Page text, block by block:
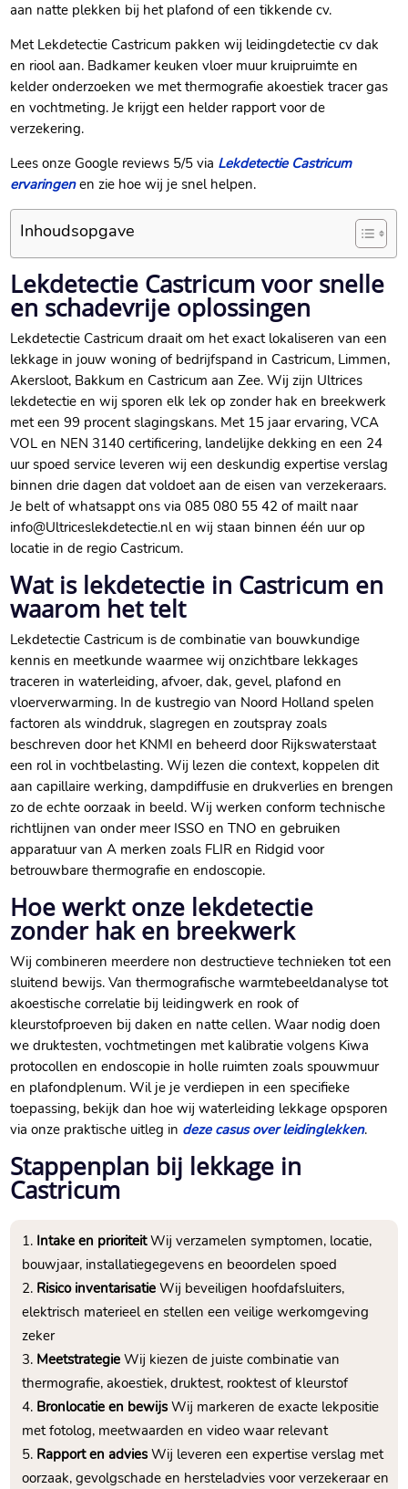
aan natte plekken bij het plafond of een tikkende cv.​
Met Lekdetectie Castricum pakken wij leidingdetectie cv dak
en riool aan.​ Badkamer keuken vloer muur kruipruimte en
kelder onderzoeken we met thermografie akoestiek tracer gas
en vochtmeting.​ Je krijgt een helder rapport voor de
verzekering.​
Lees onze Google reviews 5/5 via Lekdetectie Castricum
ervaringenen zie hoe wij je snel helpen.​
Inhoudsopgave
Lekdetectie Castricum voor snelle
en schadevrije oplossingen
Lekdetectie Castricum draait om het exact lokaliseren van een
lekkage in jouw woning of bedrijfspand in Castricum, Limmen,
Akersloot, Bakkum en Castricum aan Zee.​ Wij zijn Ultrices
lekdetectie en wij sporen elk lek op zonder hak en breekwerk
met een 99 procent slagingskans.​ Met 15 jaar ervaring, VCA
VOL en NEN 3140 certificering, landelijke dekking en een 24
uur spoed service leveren wij een deskundig expertise verslag
binnen drie dagen dat voldoet aan de eisen van verzekeraars.​
Je belt of whatsappt ons via 085 080 55 42 of mailt naar
info@Ultriceslekdetectie.​nl en wij staan binnen één uur op
locatie in de regio Castricum.​
Wat is lekdetectie in Castricum en
waarom het telt
Lekdetectie Castricum is de combinatie van bouwkundige
kennis en meetkunde waarmee wij onzichtbare lekkages
traceren in waterleiding, afvoer, dak, gevel, plafond en
vloerverwarming.​ In de kustregio van Noord Holland spelen
factoren als winddruk, slagregen en zoutspray zoals
beschreven door het KNMI en beheerd door Rijkswaterstaat
een rol in vochtbelasting.​ Wij lezen die context, koppelen dit
aan capillaire werking, dampdiffusie en drukverlies en brengen
zo de echte oorzaak in beeld.​ Wij werken conform technische
richtlijnen van onder meer ISSO en TNO en gebruiken
apparatuur van A merken zoals FLIR en Ridgid voor
betrouwbare thermografie en endoscopie.​
Hoe werkt onze lekdetectie
zonder hak en breekwerk
Wij combineren meerdere non destructieve technieken tot een
sluitend bewijs.​ Van thermografische warmtebeeldanalyse tot
akoestische correlatie bij leidingwerk en rook of
kleurstofproeven bij daken en natte cellen.​ Waar nodig doen
we druktesten, vochtmetingen met kalibratie volgens Kiwa
protocollen en endoscopie in holle ruimten zoals spouwmuur
en plafondplenum.​ Wil je je verdiepen in een specifieke
toepassing, bekijk dan hoe wij waterleiding lekkage opsporen
via onze praktische uitleg in deze casus over leidinglekken.​
Stappenplan bij lekkage in
Castricum
Intake en prioriteitWij verzamelen symptomen, locatie,
bouwjaar, installatiegegevens en beoordelen spoed
Risico inventarisatie Wij beveiligen hoofdafsluiters,
elektrisch materieel en stellen een veilige werkomgeving
zeker
Meetstrategie Wij kiezen de juiste combinatie van
thermografie, akoestiek, druktest, rooktest of kleurstof
Bronlocatie en bewijs Wij markeren de exacte lekpositie
met fotolog, meetwaarden en video waar relevant
Rapport en advies Wij leveren een expertise verslag met
oorzaak, gevolgschade en hersteladvies voor verzekeraar en